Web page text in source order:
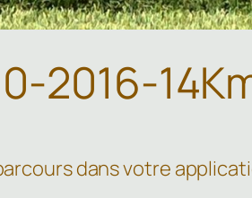
2016-
dans votre